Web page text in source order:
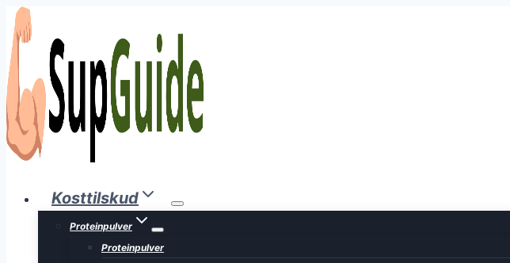
Fortsæt
til
indhold
Kosttilskud
Proteinpulver
Proteinpulver